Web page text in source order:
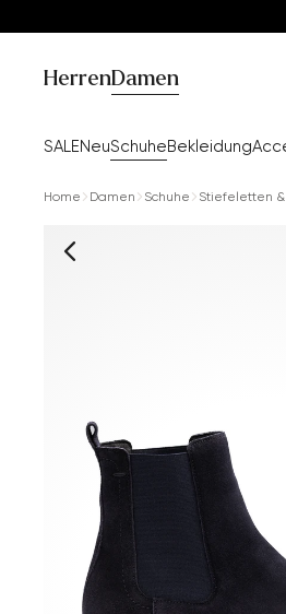
HerrenDamen
SALENeuSchuheBekleidung
Home Damen Schuhe Stiefeletten &